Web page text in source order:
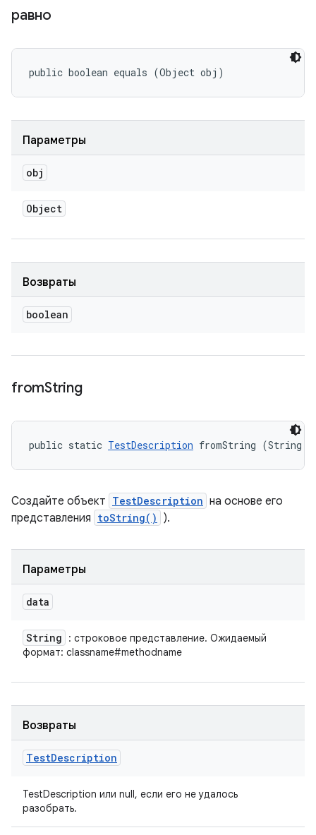
равно
public boolean equals (Object obj)
Параметры
obj
Object
Возвраты
boolean
fromString
public static TestDescription fromString (String
Создайте объект TestDescription на основе его
представления toString() ).
Параметры
data
String
: строковое представление. Ожидаемый
формат: classname#methodname
Возвраты
TestDescription
TestDescription или null, если его не удалось
разобрать.